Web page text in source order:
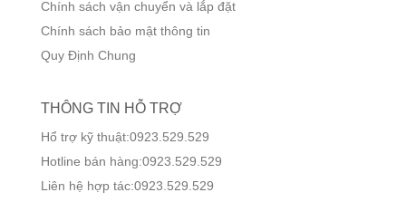
Chính sách vận chuyển và lắp đặt
Chính sách bảo mật thông tin
Quy Định Chung
THÔNG TIN HỖ TRỢ
Hổ trợ kỹ thuật:0923.529.529
Hotline bán hàng:0923.529.529
Liên hệ hợp tác:0923.529.529